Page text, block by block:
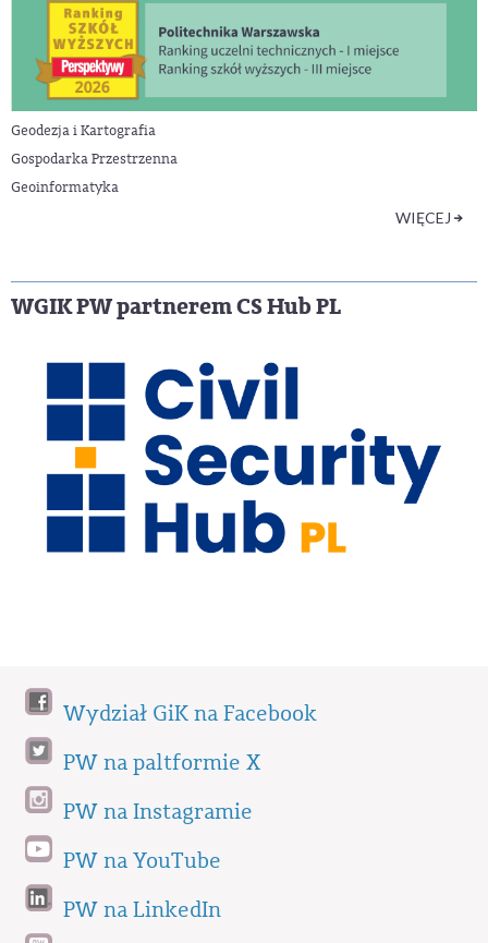
Geodezja i Kartografia
Gospodarka Przestrzenna
Geoinformatyka
WIĘCEJ
WGIK PW partnerem CS Hub PL
Wydział GiK na Facebook
PW na paltformie X
PW na Instagramie
PW na YouTube
PW na LinkedIn